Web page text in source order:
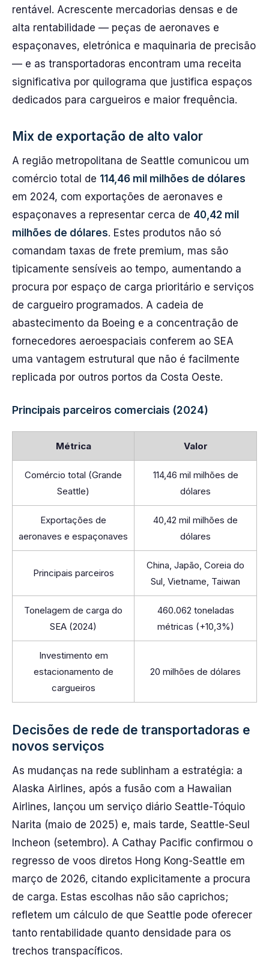
rentável. Acrescente mercadorias densas e de
alta rentabilidade — peças de aeronaves e
espaçonaves, eletrónica e maquinaria de precisão
— e as transportadoras encontram uma receita
significativa por quilograma que justifica espaços
dedicados para cargueiros e maior frequência.
Mix de exportação de alto valor
A região metropolitana de Seattle comunicou um
comércio total de 114,46 mil milhões de dólares
em 2024, com exportações de aeronaves e
espaçonaves a representar cerca de 40,42 mil
milhões de dólares. Estes produtos não só
comandam taxas de frete premium, mas são
tipicamente sensíveis ao tempo, aumentando a
procura por espaço de carga prioritário e serviços
de cargueiro programados. A cadeia de
abastecimento da Boeing e a concentração de
fornecedores aeroespaciais conferem ao SEA
uma vantagem estrutural que não é facilmente
replicada por outros portos da Costa Oeste.
Principais parceiros comerciais (2024)
Métrica Valor
Comércio total (Grande
Seattle)
114,46 mil milhões de
dólares
Exportações de
aeronaves e espaçonaves
40,42 mil milhões de
dólares
Principais parceiros
China, Japão, Coreia do
Sul, Vietname, Taiwan
Tonelagem de carga do
SEA (2024)
460.062 toneladas
métricas (+10,3%)
Investimento em
estacionamento de
cargueiros
20 milhões de dólares
Decisões de rede de transportadoras e
novos serviços
As mudanças na rede sublinham a estratégia: a
Alaska Airlines, após a fusão com a Hawaiian
Airlines, lançou um serviço diário Seattle-Tóquio
Narita (maio de 2025) e, mais tarde, Seattle-Seul
Incheon (setembro). A Cathay Pacific confirmou o
regresso de voos diretos Hong Kong-Seattle em
março de 2026, citando explicitamente a procura
de carga. Estas escolhas não são caprichos;
refletem um cálculo de que Seattle pode oferecer
tanto rentabilidade quanto densidade para os
trechos transpacíficos.